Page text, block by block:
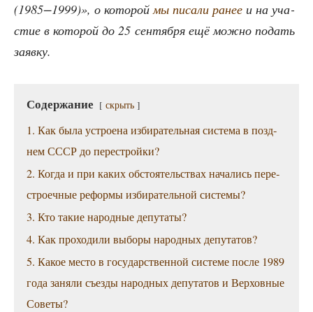
(1985−1999)», о кото­роймы писа­ли ранее и на уча­
стие в кото­рой до 25 сен­тяб­ря ещё мож­но подать
заявку.
Содер­жа­ние скрыть
1. Как была устро­е­на изби­ра­тель­ная систе­ма в позд­
нем СССР до перестройки?
2. Когда и при каких обсто­я­тель­ствах нача­лись пере­
стро­еч­ные рефор­мы изби­ра­тель­ной системы?
3. Кто такие народ­ные депутаты?
4. Как про­хо­ди­ли выбо­ры народ­ных депутатов?
5. Какое место в госу­дар­ствен­ной систе­ме после 1989
года заня­ли съез­ды народ­ных депу­та­тов и Вер­хов­ные
Советы?